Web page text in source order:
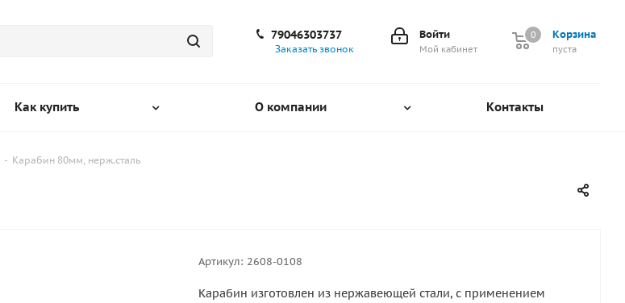
Корзина
0
пуста
0
Войти
Мой кабинет
79046303737
Заказать звонок
Как купить О компании Контакты
- Карабин 80мм, нерж.сталь
Артикул: 2608-0108
Карабин изготовлен из нержавеющей стали, с применением